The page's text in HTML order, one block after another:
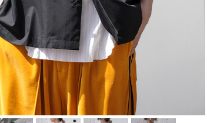
macromauro
MASU
my beautiful
landlet
premio gordo
RAKINES